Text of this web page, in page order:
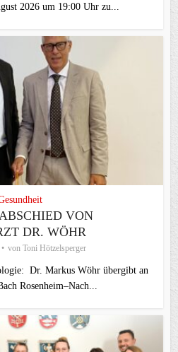
2026 um 19:00 Uhr zu...
VON
DR. WÖHR
von Toni Hötzelsperger
Dr. Markus Wöhr übergibt an
Rosenheim–Nach...